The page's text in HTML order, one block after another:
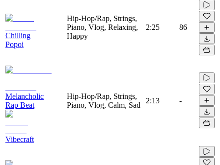
Chilling
Popoi
Hip-Hop/Rap, Strings,
Piano, Vlog, Relaxing,
Happy
2:25 86
Melancholic
Rap Beat
Vibecraft
Hip-Hop/Rap, Strings,
Piano, Vlog, Calm, Sad
2:13 -